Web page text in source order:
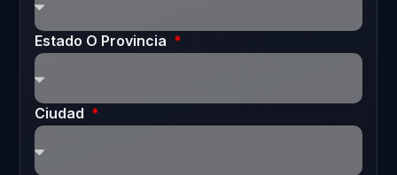
Estado O Provincia
Ciudad